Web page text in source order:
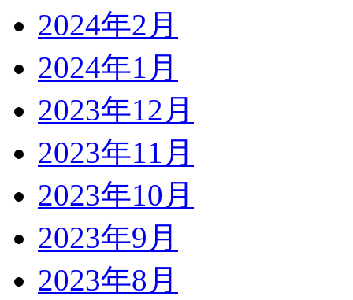
2024年2月
2024年1月
2023年12月
2023年11月
2023年10月
2023年9月
2023年8月